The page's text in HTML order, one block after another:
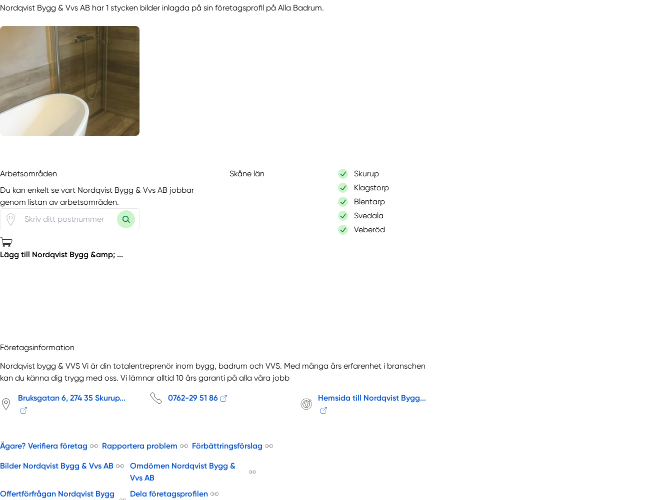
Nordqvist Bygg & Vvs AB har 1 stycken bilder inlagda på sin företagsprofil på Alla Badrum.
Arbetsområden
Du kan enkelt se vart Nordqvist Bygg & Vvs AB jobbar
genom listan av arbetsområden.
Lägg till Nordqvist Bygg &amp; ...
Skåne län
Skurup
Klagstorp
Blentarp
Svedala
Veberöd
Företagsinformation
Nordqvist bygg & VVS Vi är din totalentreprenör inom bygg, badrum och VVS. Med många års erfarenhet i branschen
kan du känna dig trygg med oss. Vi lämnar alltid 10 års garanti på alla våra jobb
Bruksgatan 6, 274 35 Skurup... 0762-29 51 86 Hemsida till Nordqvist Bygg...
Ägare? Verifiera företag Rapportera problem Förbättringsförslag
Bilder Nordqvist Bygg & Vvs AB
Omdömen Nordqvist Bygg &
Vvs AB
Offertförfrågan Nordqvist Bygg
Dela företagsprofilen